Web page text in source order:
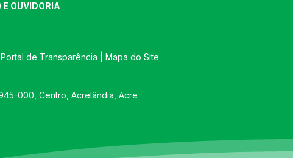
OUVIDORIA
Portal de Transparência Mapa do Site
000, Centro, Acrelândia, Acre